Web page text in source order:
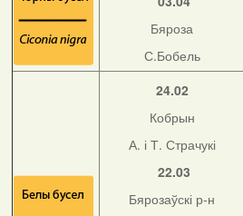
Бяроза
С.Бобель
24.02
Кобрын
А. і Т. Страчукі
22.03
Бярозаўскі р-н